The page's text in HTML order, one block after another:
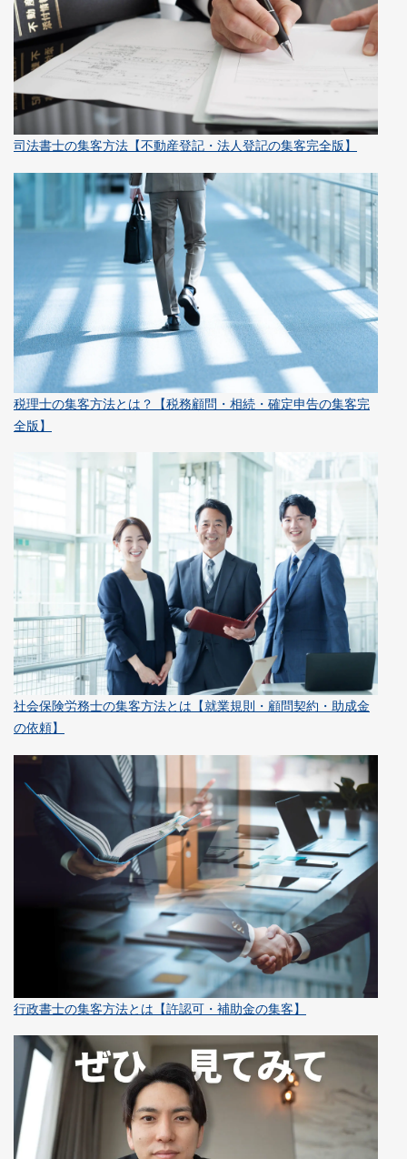
司法書士の集客方法【不動産登記・法人登記の集客完全版】
税理士の集客方法とは？【税務顧問・相続・確定申告の集客完
全版】
社会保険労務士の集客方法とは【就業規則・顧問契約・助成金
の依頼】
行政書士の集客方法とは【許認可・補助金の集客】